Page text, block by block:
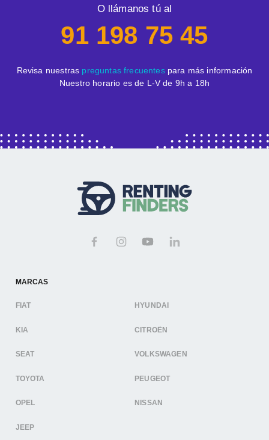
O llámanos tú al
91 198 75 45
Revisa nuestras preguntas frecuentespara más información
Nuestro horario es de L-V de 9h a 18h
MARCAS
FIAT HYUNDAI
KIA CITROËN
SEAT VOLKSWAGEN
TOYOTA PEUGEOT
OPEL NISSAN
JEEP